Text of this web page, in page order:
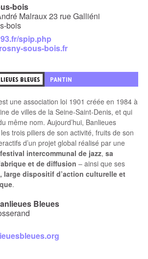
bois
Malraux 23 rue Galliéni
bois
spip.php
sous-bois.fr
BLEUES PANTIN
une association loi 1901 créée en 1984 à
de villes de la Seine-Saint-Denis, et qui
même nom. Aujourd’hui, Banlieues
trois piliers de son activité, fruits de son
d’un projet global réalisé par une
festival intercommunal de jazz, sa
et de diffusion – ainsi que ses
large dispositif d’action culturelle et
.
Bleues